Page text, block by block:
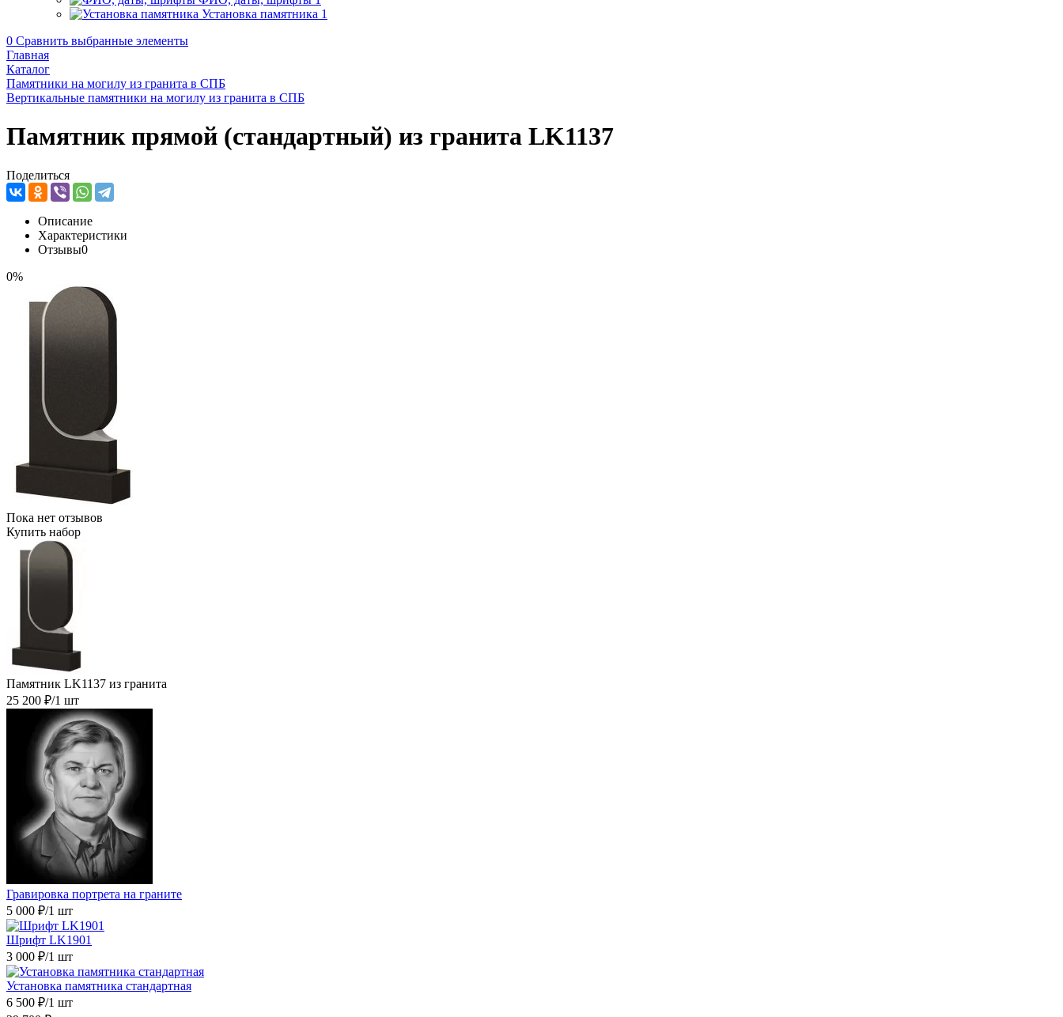
Установка памятника 1
0 Сравнить выбранные элементы
Главная
Каталог
Памятники на могилу из гранита в СПБ
Вертикальные памятники на могилу из гранита в СПБ
Памятник прямой (стандартный) из гранита LK1137
Поделиться
Описание
Характеристики
Отзывы0
0%
Пока нет отзывов
Купить набор
Памятник LK1137 из гранита
25 200 ₽/1 шт
Гравировка портрета на граните
5 000 ₽/1 шт
Шрифт LK1901
3 000 ₽/1 шт
Установка памятника стандартная
6 500 ₽/1 шт